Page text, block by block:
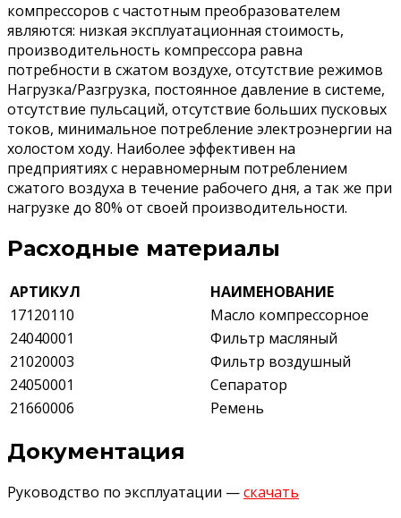
компрессоров с частотным преобразователем
являются: низкая эксплуатационная стоимость,
производительность компрессора равна
потребности в сжатом воздухе, отсутствие режимов
Нагрузка/Разгрузка, постоянное давление в системе,
отсутствие пульсаций, отсутствие больших пусковых
токов, минимальное потребление электроэнергии на
холостом ходу. Наиболее эффективен на
предприятиях с неравномерным потреблением
сжатого воздуха в течение рабочего дня, а так же при
нагрузке до 80% от своей производительности.
Расходные материалы
АРТИКУЛ
НАИМЕНОВАНИЕ
17120110
Масло компрессорное
24040001
Фильтр масляный
21020003
Фильтр воздушный
24050001
Сепаратор
21660006
Ремень
Документация
Руководство по эксплуатации —скачать